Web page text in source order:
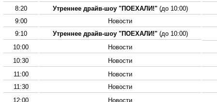
8:20
Утреннее драйв-шоу "ПОЕХАЛИ!"(до 10:00)
9:00
Новости
9:10
Утреннее драйв-шоу "ПОЕХАЛИ!"(до 10:00)
10:00
Новости
10:30
Новости
11:00
Новости
11:30
Новости
12:00
Новости